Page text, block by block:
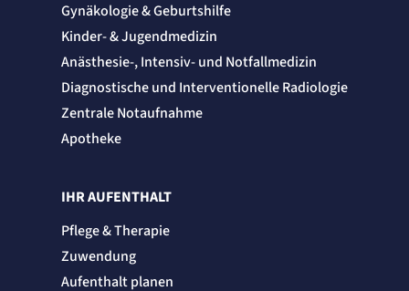
Gynäkologie & Geburtshilfe
Kinder- & Jugendmedizin
Anästhesie-, Intensiv- und Notfallmedizin
Diagnostische und Interventionelle Radiologie
Zentrale Notaufnahme
Apotheke
IHR AUFENTHALT
Pflege & Therapie
Zuwendung
Aufenthalt planen
Name:
et_allow_cookies
etracker GmbH
Zweck:
Es erlaubt eTracker Cookies zu setzen.
Cookie Laufzeit:
480 Tage
etracker GmbH
Erkennung, ob bei dem Besucher die Scrolltiefe gemessen wird.